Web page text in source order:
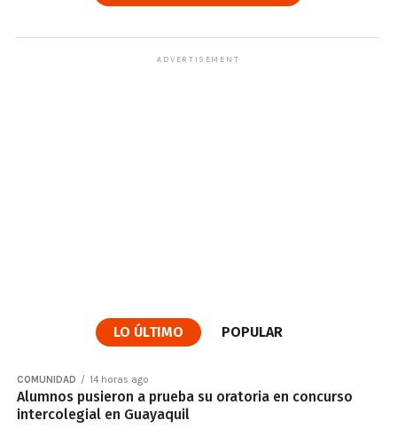
ADVERTISEMENT
LO ÚLTIMO POPULAR
COMUNIDAD 14 horas ago
Alumnos pusieron a prueba su oratoria en concurso
intercolegial en Guayaquil